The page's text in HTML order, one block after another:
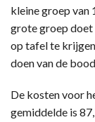
kleine groep van
grote groep doet
op tafel te
doen van de
De kosten voor
gemiddelde is